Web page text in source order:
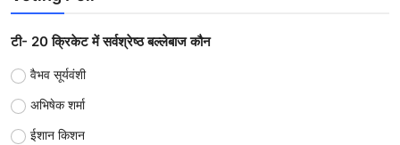
टी- 20 क्रिकेट में सर्वश्रेष्ठ बल्लेबाज कौन
वैभव सूर्यवंशी
अभिषेक शर्मा
ईशान किशन